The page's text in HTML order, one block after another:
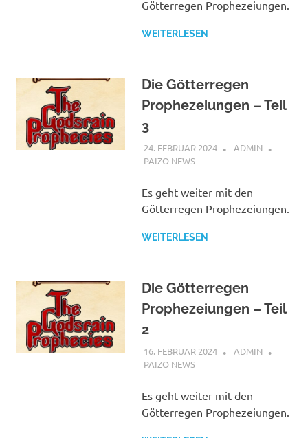
Götterregen Prophezeiungen.
WEITERLESEN
Die Götterregen
Prophezeiungen – Teil
3
24. FEBRUAR 2024
ADMIN
PAIZO NEWS
Es geht weiter mit den
Götterregen Prophezeiungen.
WEITERLESEN
Die Götterregen
Prophezeiungen – Teil
2
16. FEBRUAR 2024
ADMIN
PAIZO NEWS
Es geht weiter mit den
Götterregen Prophezeiungen.